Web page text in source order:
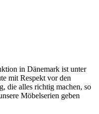
in Dänemark ist unter
mit Respekt vor den
die alles richtig machen, so
Möbelserien geben